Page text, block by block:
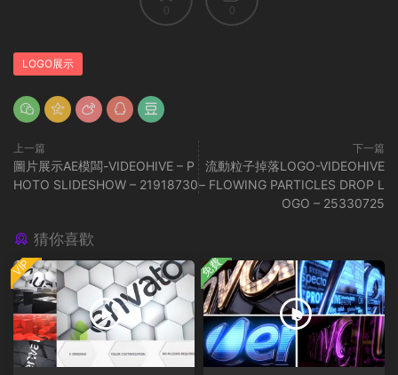
0 0
LOGO展示
上一篇
圖片展示AE模闆-VIDEOHIVE – P
HOTO SLIDESHOW – 21918730
下一篇
流動粒子掉落LOGO-VIDEOHIVE
– FLOWING PARTICLES DROP L
OGO – 25330725
猜你喜歡
VIP 免費